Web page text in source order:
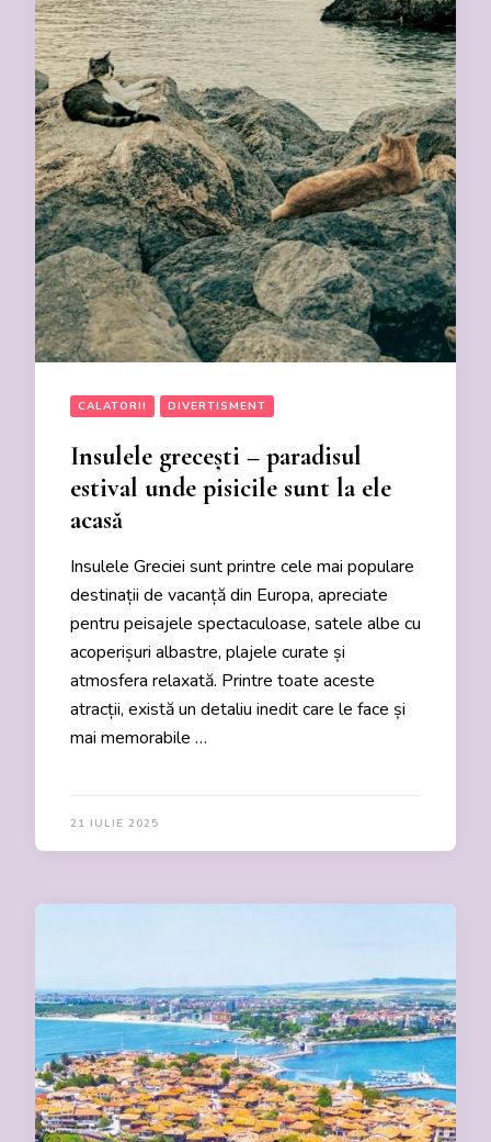
CALATORII DIVERTISMENT
Insulele grecești – paradisul
estival unde pisicile sunt la ele
acasă
Insulele Greciei sunt printre cele mai populare
destinații de vacanță din Europa, apreciate
pentru peisajele spectaculoase, satele albe cu
acoperișuri albastre, plajele curate și
atmosfera relaxată. Printre toate aceste
atracții, există un detaliu inedit care le face și
mai memorabile …
21 IULIE 2025